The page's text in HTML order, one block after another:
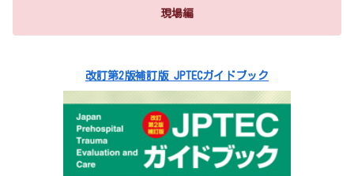
現場編
改訂第2版補訂版 JPTECガイドブック